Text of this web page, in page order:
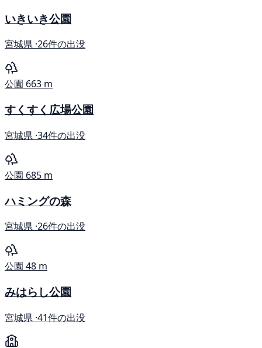
いきいき公園
宮城県 ·26件の出没
公園 663 m
すくすく広場公園
宮城県 ·34件の出没
公園 685 m
ハミングの森
宮城県 ·26件の出没
公園 48 m
みはらし公園
宮城県 ·41件の出没